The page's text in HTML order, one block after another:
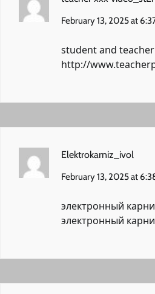
February 13, 2025 at
student and
http://
Elektrokarniz_ivol
February 13, 2025 at
электронный
электронный